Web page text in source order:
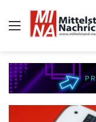
Auswahl